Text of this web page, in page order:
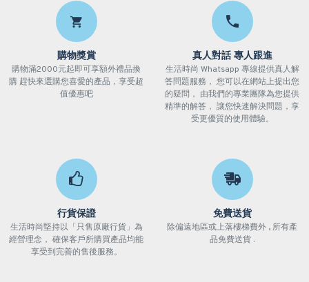
購物獎賞
購物滿2000元起即可享額外禮品換
購 趕快來選購您喜愛的產品，享受超
值優惠吧
真人對話 專人跟進
生活時尚 Whatsapp 專線提供真人解
答問題服務， 您可以在網站上提出您
的疑問， 由我們的專業團隊為您提供
精準的解答， 讓您快速解決問題，享
受更優質的使用體驗。
行貨保證
生活時尚堅持以「只售原廠行貨」為
經營理念， 確保客戶所購買產品均能
享受到完善的售後服務。
免費送貨
除偏遠地區或上落樓梯費外 , 所有產
品免費送貨 .